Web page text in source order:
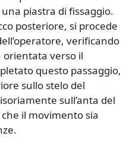
piastra di fissaggio.
posteriore, si procede
verificando
orientata verso il
questo passaggio,
sullo stelo del
sull’anta del
il movimento sia